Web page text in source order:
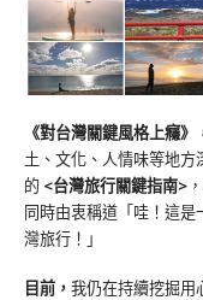
《對台灣關鍵風格上癮》
土、文化、人情味等地
的 <台灣旅行關鍵指南>
同時由衷稱道「哇！這
灣旅行！」
目前， 我仍在持續挖掘用